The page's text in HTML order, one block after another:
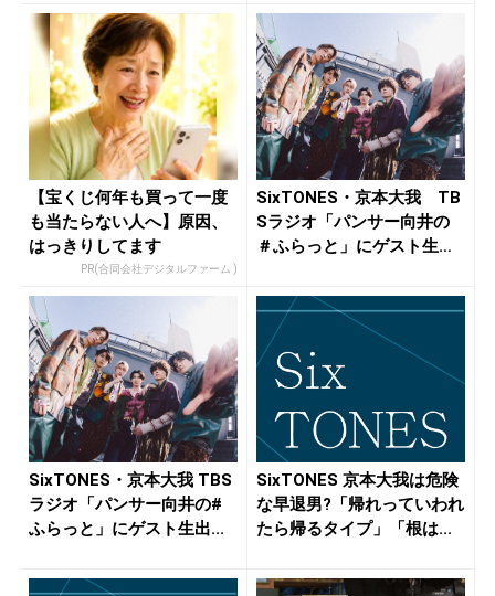
【宝くじ何年も買って一度
も当たらない人へ】原因、
はっきりしてます
PR(合同会社デジタルファーム )
SixTONES・京本大我 TB
Sラジオ「パンサー向井の
＃ふらっと」にゲスト生
SixTONES・京本大我 TBS
ラジオ「パンサー向井の#
ふらっと」にゲスト生出...
SixTONES 京本大我は危険
な早退男?「帰れっていわれ
たら帰るタイプ」「根は...